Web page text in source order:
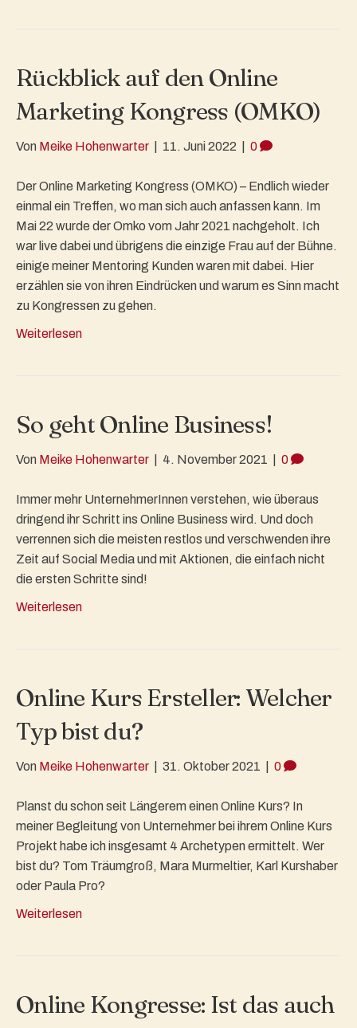
Rückblick auf den Online
Marketing Kongress (OMKO)
Von Meike Hohenwarter 11. Juni 2022 0
Der Online Marketing Kongress (OMKO) – Endlich wieder
einmal ein Treffen, wo man sich auch anfassen kann. Im
Mai 22 wurde der Omko vom Jahr 2021 nachgeholt. Ich
war live dabei und übrigens die einzige Frau auf der Bühne.
einige meiner Mentoring Kunden waren mit dabei. Hier
erzählen sie von ihren Eindrücken und warum es Sinn macht
zu Kongressen zu gehen.
Weiterlesen
So geht Online Business!
Von Meike Hohenwarter 4. November 2021 0
Immer mehr UnternehmerInnen verstehen, wie überaus
dringend ihr Schritt ins Online Business wird. Und doch
verrennen sich die meisten restlos und verschwenden ihre
Zeit auf Social Media und mit Aktionen, die einfach nicht
die ersten Schritte sind!
Weiterlesen
Online Kurs Ersteller: Welcher
Typ bist du?
Von Meike Hohenwarter 31. Oktober 2021 0
Planst du schon seit Längerem einen Online Kurs? In
meiner Begleitung von Unternehmer bei ihrem Online Kurs
Projekt habe ich insgesamt 4 Archetypen ermittelt. Wer
bist du? Tom Träumgroß, Mara Murmeltier, Karl Kurshaber
oder Paula Pro?
Weiterlesen
Online Kongresse: Ist das auch